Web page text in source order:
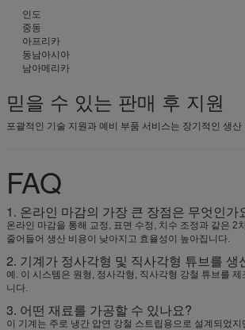
인도
중동
아프리카
동남아시아
남아메리카
믿을 수 있는 판매 후 지원
포괄적인 기술 지원과 예비 부품 서비스는 장기적인 생
FAQ
1. 온라인 마감의 가장 큰 장점은 무엇인가
온라인 마감을 통해 교정, 표면 수정, 치수 조정과 같은 2
줄어들어 생산 비용이 낮아지고 효율성이 높아집니다.
2. 기계가 정사각형 및 직사각형 튜브를 생
예. 이 시스템은 원형, 정사각형, 직사각형 강철 튜브를
니다.
3. 어떤 재료를 가공할 수 있나요?
이 기계는 주로 냉간 압연 강철 스트립용으로 설계되었지